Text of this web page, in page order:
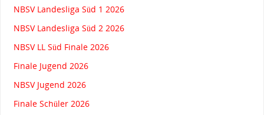
NBSV Landesliga Süd 1 2026
NBSV Landesliga Süd 2 2026
NBSV LL Süd Finale 2026
Finale Jugend 2026
NBSV Jugend 2026
Finale Schüler 2026